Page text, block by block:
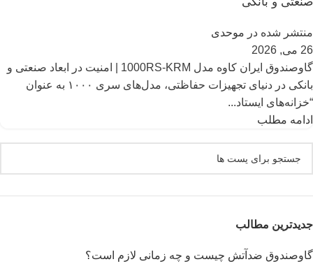
منتشر شده در موحدی
26 می, 2026
گاوصندوق ایران کاوه مدل 1000RS-KRM | امنیت در ابعاد صنعتی و
بانکی در دنیای تجهیزات حفاظتی، مدل‌های سری ۱۰۰۰ به عنوان
“خزانه‌های ایستاد...
ادامه مطلب
جدیدترین مطالب
گاوصندوق ضدآتش چیست و چه زمانی لازم است؟